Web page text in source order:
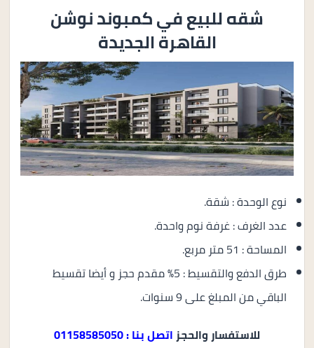
شقه للبيع فيكمبوند نوشن
القاهرة الجديدة
نوع الوحدة : شقة.
عدد الغرف : غرفة نوم واحدة.
المساحة : 51 متر مربع.
طرق الدفع والتقسيط : 5% مقدم حجز و أيضا تقسيط
الباقي من المبلغ على 9 سنوات.
للاستفسار والحجز اتصل بنا : 01158585050